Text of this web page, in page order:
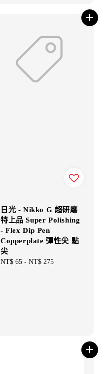
日光 - Nikko G 超研磨
特上品 Super Polishing
- Flex Dip Pen
Copperplate 彈性尖 點
尖
Regular
NT$ 65 - NT$ 275